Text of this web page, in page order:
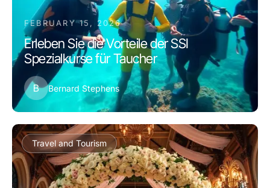
FEBRUARY 15, 2026
Erleben Sie die Vorteile der SSI
Spezialkurse für Taucher
B Bernard Stephens
Travel and Tourism